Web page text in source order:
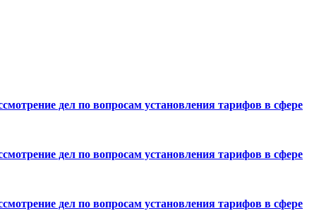
дел по вопросам установления тарифов в сфере
дел по вопросам установления тарифов в сфере
дел по вопросам установления тарифов в сфере